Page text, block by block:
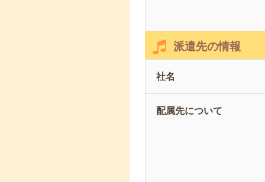
派遣先の情報
社名
配属先について